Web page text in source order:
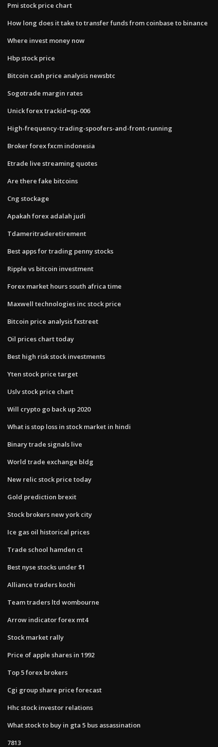
Pmi stock price chart
How long does it take to transfer funds from coinbase to binance
Where invest money now
Hbp stock price
Bitcoin cash price analysis newsbtc
Sogotrade margin rates
Unick forex trackid=sp-006
High-frequency-trading-spoofers-and-front-running
Broker forex fxcm indonesia
Etrade live streaming quotes
Are there fake bitcoins
Cng stockage
Apakah forex adalah judi
Tdameritraderetirement
Best apps for trading penny stocks
Ripple vs bitcoin investment
Forex market hours south africa time
Maxwell technologies inc stock price
Bitcoin price analysis fxstreet
Oil prices chart today
Best high risk stock investments
Yten stock price target
Uslv stock price chart
Will crypto go back up 2020
What is stop loss in stock market in hindi
Binary trade signals live
World trade exchange bldg
New relic stock price today
Gold prediction brexit
Stock brokers new york city
Ice gas oil historical prices
Trade school hamden ct
Best nyse stocks under $1
Alliance traders kochi
Team traders ltd wombourne
Arrow indicator forex mt4
Stock market rally
Price of apple shares in 1992
Top 5 forex brokers
Cgi group share price forecast
Hhc stock investor relations
What stock to buy in gta 5 bus assassination
7813